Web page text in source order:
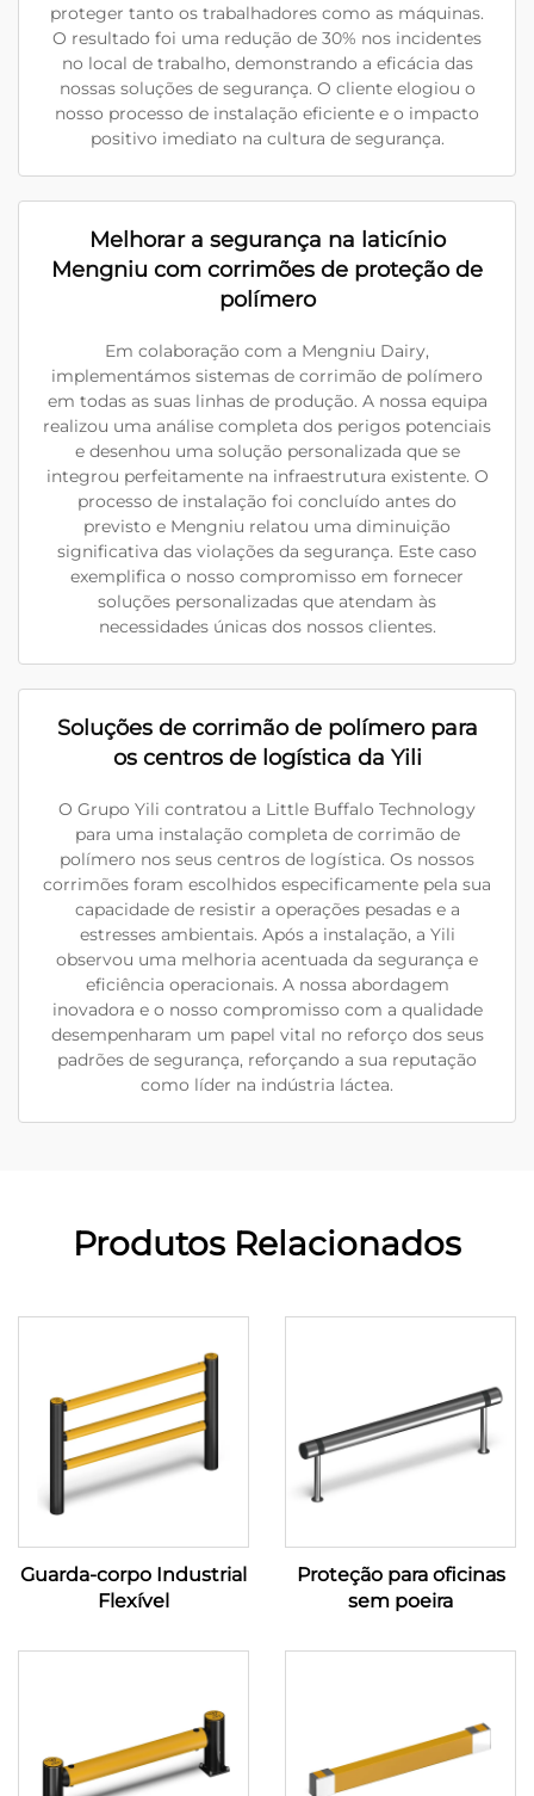
proteger tanto os trabalhadores como as máquinas.
O resultado foi uma redução de 30% nos incidentes
no local de trabalho, demonstrando a eficácia das
nossas soluções de segurança. O cliente elogiou o
nosso processo de instalação eficiente e o impacto
positivo imediato na cultura de segurança.
Melhorar a segurança na laticínio
Mengniu com corrimões de proteção de
polímero
Em colaboração com a Mengniu Dairy,
implementámos sistemas de corrimão de polímero
em todas as suas linhas de produção. A nossa equipa
realizou uma análise completa dos perigos potenciais
e desenhou uma solução personalizada que se
integrou perfeitamente na infraestrutura existente. O
processo de instalação foi concluído antes do
previsto e Mengniu relatou uma diminuição
significativa das violações da segurança. Este caso
exemplifica o nosso compromisso em fornecer
soluções personalizadas que atendam às
necessidades únicas dos nossos clientes.
Soluções de corrimão de polímero para
os centros de logística da Yili
O Grupo Yili contratou a Little Buffalo Technology
para uma instalação completa de corrimão de
polímero nos seus centros de logística. Os nossos
corrimões foram escolhidos especificamente pela sua
capacidade de resistir a operações pesadas e a
estresses ambientais. Após a instalação, a Yili
observou uma melhoria acentuada da segurança e
eficiência operacionais. A nossa abordagem
inovadora e o nosso compromisso com a qualidade
desempenharam um papel vital no reforço dos seus
padrões de segurança, reforçando a sua reputação
como líder na indústria láctea.
Produtos Relacionados
Guarda-corpo Industrial
Flexível
Proteção para oficinas
sem poeira